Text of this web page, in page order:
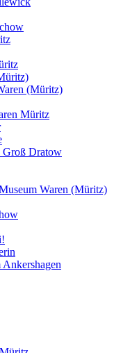
(Müritz)
Müritz
Groß Dratow
Waren (Müritz)